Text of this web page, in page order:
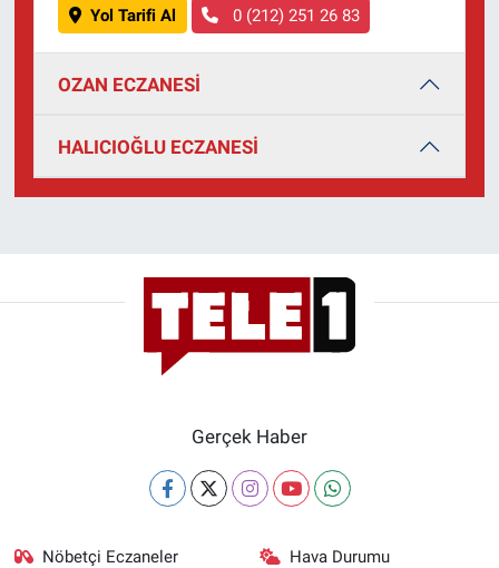
Yol Tarifi Al 0 (212) 251 26 83
OZAN ECZANESİ
HALICIOĞLU ECZANESİ
Gerçek Haber
Nöbetçi Eczaneler Hava Durumu
Yerel Yaşam